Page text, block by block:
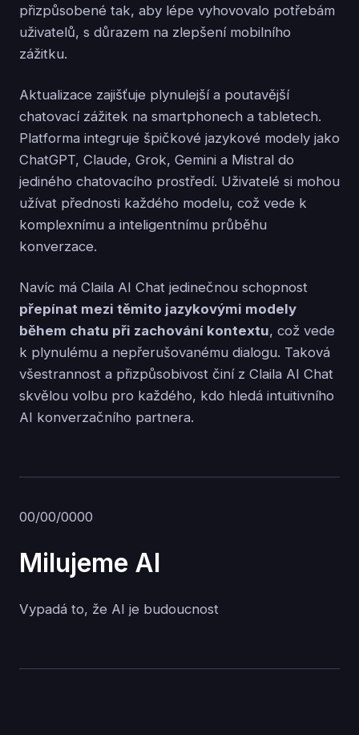
přizpůsobené tak, aby lépe vyhovovalo potřebám
uživatelů, s důrazem na zlepšení mobilního
zážitku.
Aktualizace zajišťuje plynulejší a poutavější
chatovací zážitek na smartphonech a tabletech.
Platforma integruje špičkové jazykové modely jako
ChatGPT, Claude, Grok, Gemini a Mistral do
jediného chatovacího prostředí. Uživatelé si mohou
užívat přednosti každého modelu, což vede k
komplexnímu a inteligentnímu průběhu
konverzace.
Navíc má Claila AI Chat jedinečnou schopnost
přepínat mezi těmito jazykovými modely
během chatu při zachování kontextu, což vede
k plynulému a nepřerušovanému dialogu. Taková
všestrannost a přizpůsobivost činí z Claila AI Chat
skvělou volbu pro každého, kdo hledá intuitivního
AI konverzačního partnera.
00/00/0000
Milujeme AI
Vypadá to, že AI je budoucnost